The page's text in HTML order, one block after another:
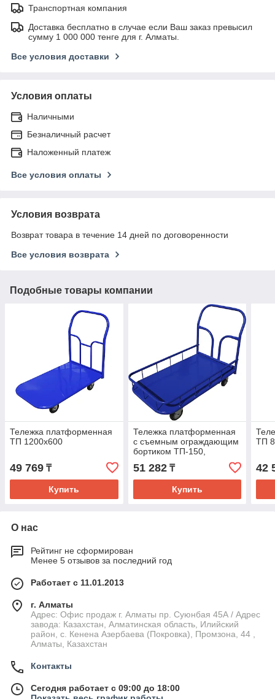
Транспортная компания
Доставка бесплатно в случае если Ваш заказ превысил
сумму 1 000 000 тенге для г. Алматы.
Все условия доставки
Условия оплаты
Наличными
Безналичный расчет
Наложенный платеж
Все условия оплаты
Условия возврата
Возврат товара в течение 14 дней по договоренности
Все условия возврата
Подобные товары компании
Тележка платформенная
ТП 1200х600
49 769 ₸
Купить
Тележка платформенная
с съемным ограждающим
бортиком ТП-150,
51 282₸
Купить
ТП
42
О нас
Рейтинг не сформирован
Менее 5 отзывов за последний год
Работает с 11.01.2013
г. Алматы
Адрес: Офис продаж г. Алматы пр. Суюнбая 45А / Адрес
завода: Казахстан, Алматинская область, Илийский
район, ​с. Кенена Азербаева (Покровка), Промзона, 44​ ,
Алматы, Казахстан
Контакты
Сегодня работает с 09:00 до 18:00